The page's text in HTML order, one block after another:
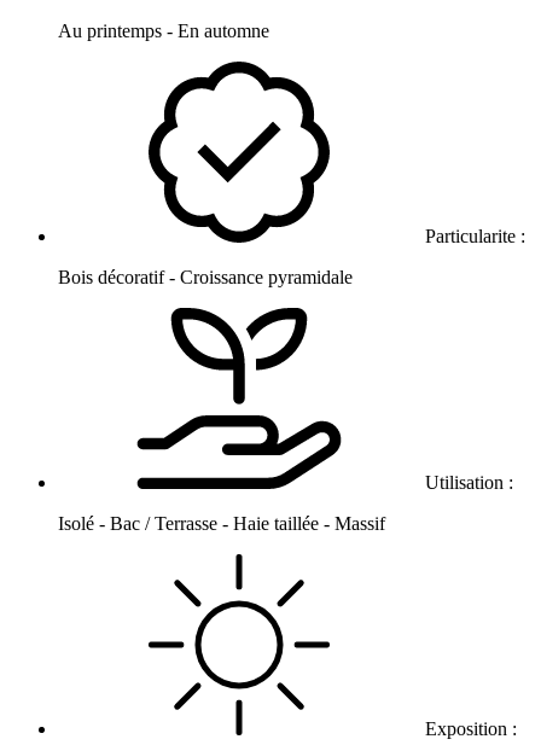
Au printemps - En automne
Particularite :
Bois décoratif - Croissance pyramidale
Utilisation :
Isolé - Bac / Terrasse - Haie taillée - Massif
Exposition :